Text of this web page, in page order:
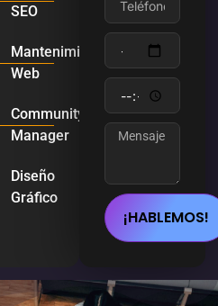
SEO
Mantenimiento
Web
Community
Manager
Diseño
Gráfico
¡HABLEMOS!